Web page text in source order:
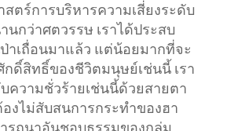
ตร์การบริหารความเสี่ยงระดับ
กว่าศตวรรษ เราได้ประสบ
าเถื่อนมาแล้ว แต่น้อยมากที่จะ
กดิ์สิทธิ์ของชีวิตมนุษย์เช่นนี้ เรา
ความชั่วร้ายเช่นนี้ด้วยสายตา
งไม่สับสนการกระทำของฮา